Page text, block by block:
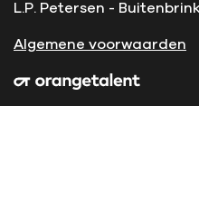
L.P. Petersen -
Algemene voorwaarden